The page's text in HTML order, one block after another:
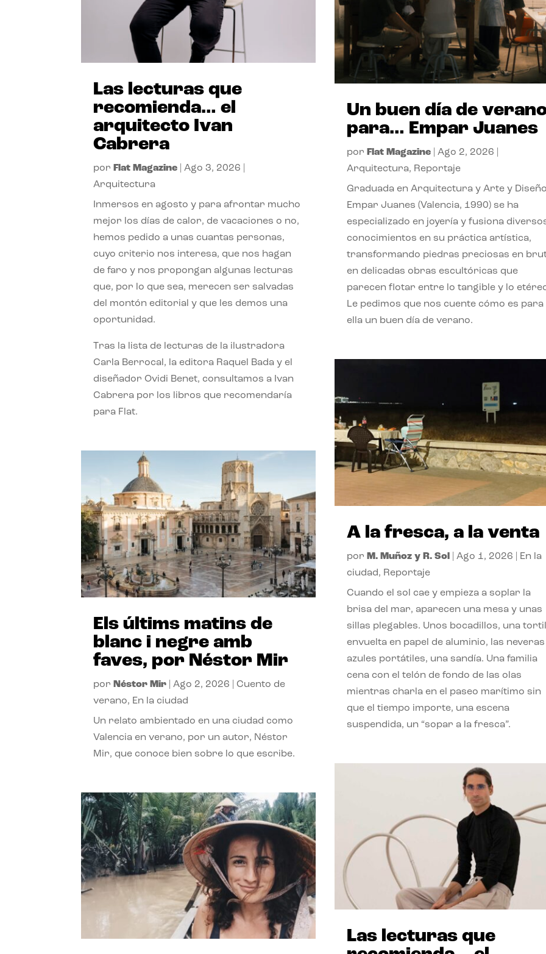
Las lecturas que
recomienda… el
arquitecto Ivan
Cabrera
por Flat Magazine |Ago 3, 2026
Arquitectura
Inmersos en agosto y para afrontar mucho
mejor los días de calor, de vacaciones o no,
hemos pedido a unas cuantas personas,
cuyo criterio nos interesa, que nos hagan
de faro y nos propongan algunas lecturas
que, por lo que sea, merecen ser salvadas
del montón editorial y que les demos una
oportunidad.
Tras la lista de lecturas de la ilustradora
Carla Berrocal, la editora Raquel Bada y el
diseñador Ovidi Benet, consultamos a Ivan
Cabrera por los libros que recomendaría
para Flat.
Els últims matins de
blanc i negre amb
faves, por Néstor Mir
por Néstor Mir |Ago 2, 2026 |Cuento de
verano, En la ciudad
Un relato ambientado en una ciudad como
Valencia en verano, por un autor, Néstor
Mir, que conoce bien sobre lo que escribe.
Un buen día de
para… Empar Juanes
por Flat Magazine| Ago 2, 2026
Arquitectura, Reportaje
Graduada en Arquitectura y Arte y
Empar Juanes (Valencia, 1990) se ha
especializado en joyería y fusiona
conocimientos en su práctica artística,
transformando piedras preciosas en
en delicadas obras escultóricas que
parecen flotar entre lo tangible y lo
Le pedimos que nos cuente cómo es para
ella un buen día de verano.
A la fresca, a la venta
por M. Muñoz y R. Sol Ago 1, 2026
En la
ciudad, Reportaje
Cuando el sol cae y empieza a soplar la
brisa del mar, aparecen una mesa y unas
sillas plegables. Unos bocadillos, una
envuelta en papel de aluminio, las neveras
azules portátiles, una sandía. Una familia
cena con el telón de fondo de las olas
mientras charla en el paseo marítimo sin
que el tiempo importe, una escena
suspendida, un “sopar a la fresca”.
Las lecturas que